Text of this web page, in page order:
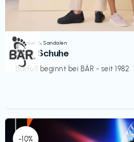
Sneaker & Sandalen
BÄR Schuhe
Barfuß beginnt bei BÄR - seit 1982
€‎
-10%